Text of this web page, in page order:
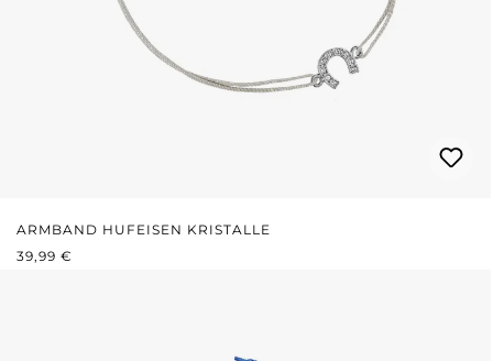
ARMBAND HUFEISEN KRISTALLE
REGULÄRER PREIS:
39,99 €